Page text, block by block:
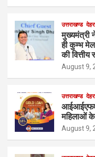
उत्तराखण्ड
मुख्यमंत्री
ही कुम्भ
की वित्तीय
August 9,
उत्तराखण्ड
महिलाओं के
August 9,